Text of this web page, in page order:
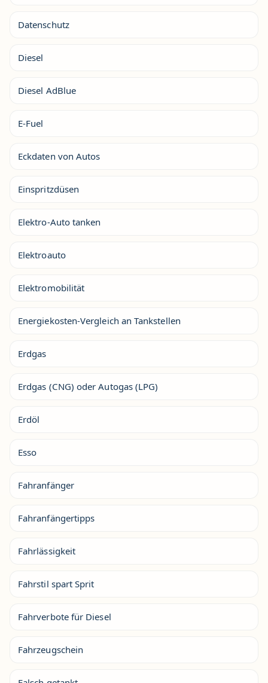
Datenschutz
Diesel
Diesel AdBlue
E-Fuel
Eckdaten von Autos
Einspritzdüsen
Elektro-Auto tanken
Elektroauto
Elektromobilität
Energiekosten-Vergleich an Tankstellen
Erdgas
Erdgas (CNG) oder Autogas (LPG)
Erdöl
Esso
Fahranfänger
Fahranfängertipps
Fahrlässigkeit
Fahrstil spart Sprit
Fahrverbote für Diesel
Fahrzeugschein